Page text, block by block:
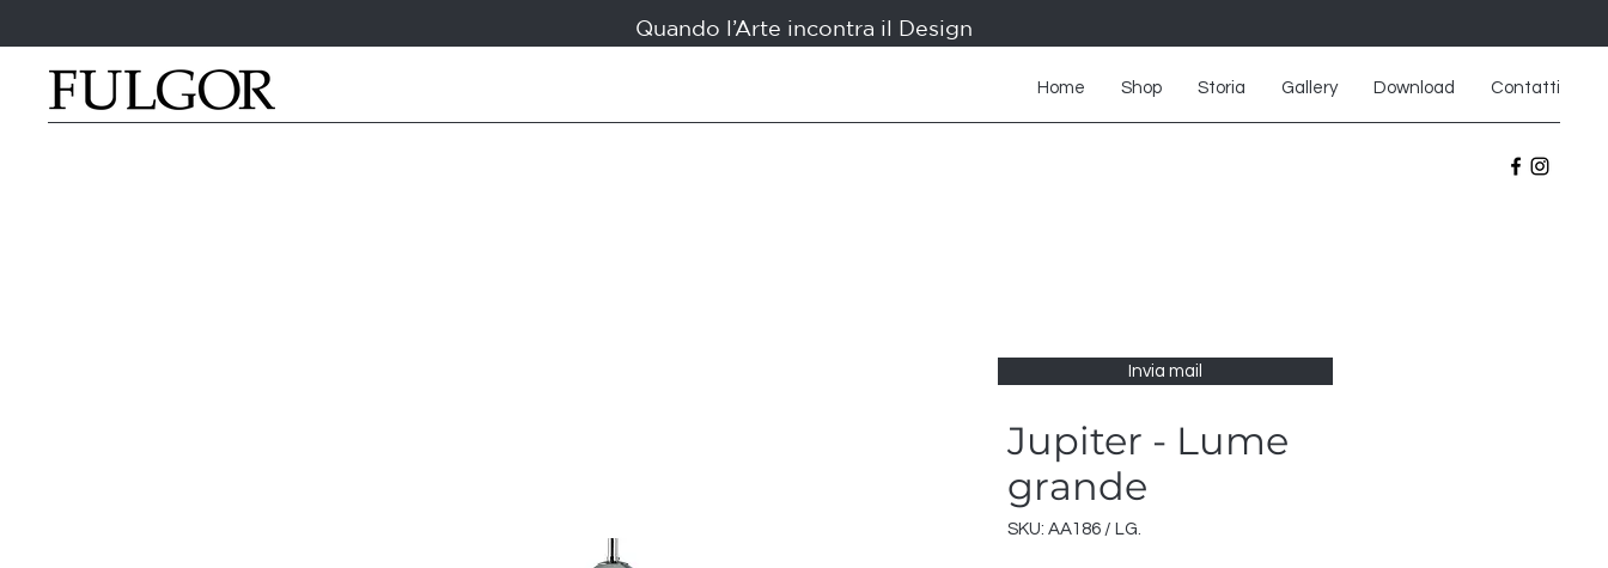
Quando l’Arte incontra il Design
Home Shop Storia Gallery Download Contatti
Jupiter - Lume
grande
SKU: AA186 / LG.
Invia mail